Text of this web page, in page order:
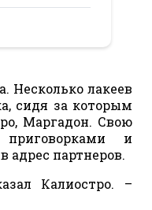
Несколько лакеев
сидя за которым
Маргадон. Свою
и
партнеров.
Калиостро. –